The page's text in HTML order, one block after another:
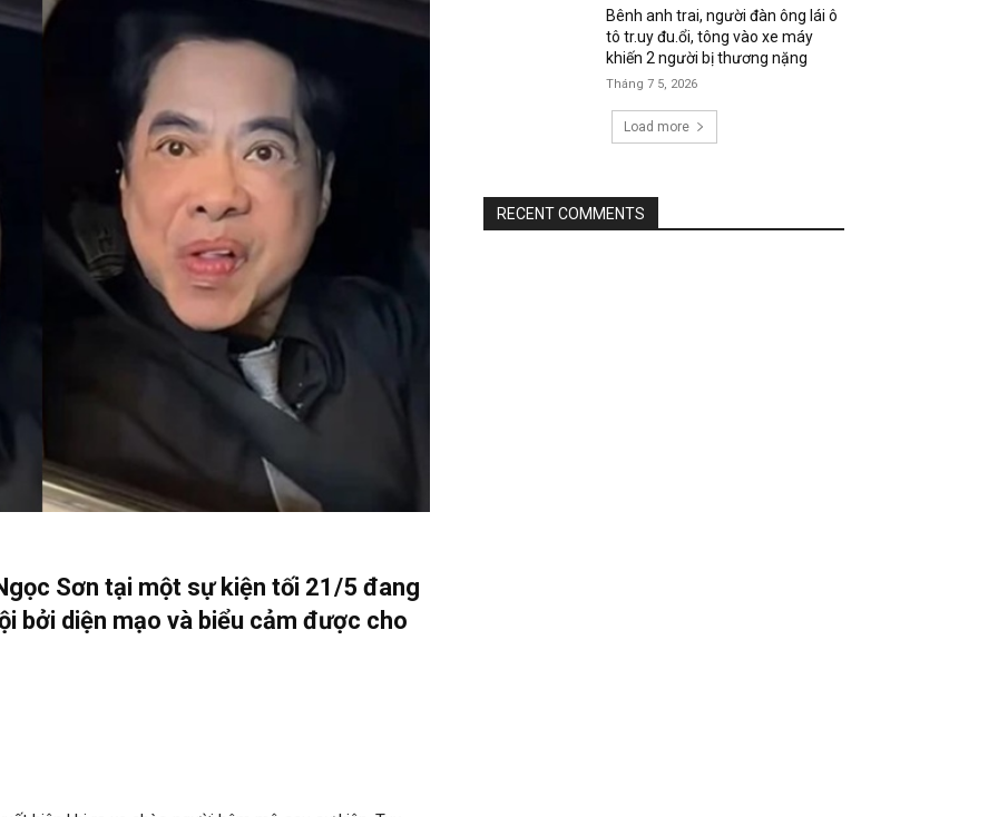
Sơn tại một sự kiện tối 21/5 đang
bởi diện mạo và biểu cảm được cho
Bênh anh trai, người đàn ông lái ô
tô tr.uy đu.ổi, tông vào xe máy
khiến 2 người bị thương nặng
Tháng 7 5, 2026
Load more
RECENT COMMENTS